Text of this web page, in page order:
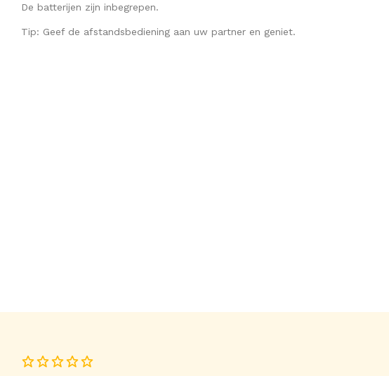
De batterijen zijn inbegrepen.
Tip: Geef de afstandsbediening aan uw partner en geniet.